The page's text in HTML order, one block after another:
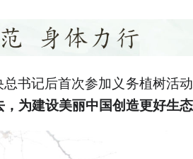
书记后首次参加义务植树活
为建设美丽中国创造更好生